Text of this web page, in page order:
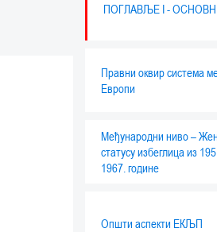
ПОГЛАВЉЕ I -
Правни оквир система
Европи
Међународни ниво –
статусу избеглица из
1967. године
Општи аспекти ЕКЉП